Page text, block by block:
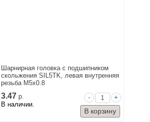
Шарнирная головка с подшипником
скольжения SIL5TK, левая внутренняя
резьба M5x0.8
3.47 р.
В наличии.
- +